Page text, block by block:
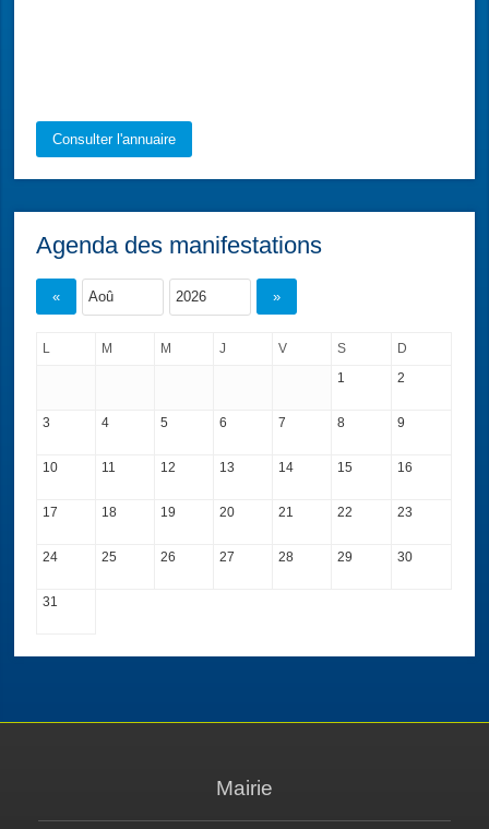
Consulter l'annuaire
Agenda des manifestations
« »
L M M J V S
D
1
2
3 4 5 6 7 8 9
10 11 12 13 14 15 16
17 18 19 20 21 22 23
24 25 26 27 28 29 30
31
Mairie